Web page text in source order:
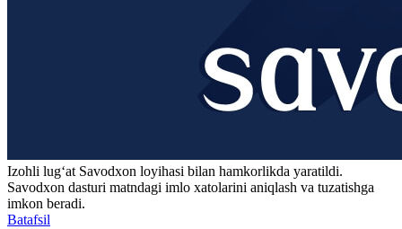
Izohli lugʻat Savodxon loyihasi bilan hamkorlikda yaratildi.
Savodxon dasturi matndagi imlo xatolarini aniqlash va tuzatishga
imkon beradi.
Batafsil